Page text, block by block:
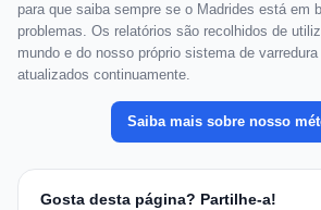
para que saiba sempre se o Madrides está em
problemas. Os relatórios são recolhidos de
mundo e do nosso próprio sistema de
atualizados continuamente.
Saiba mais sobre nosso
Gosta desta página? Partilhe-a!